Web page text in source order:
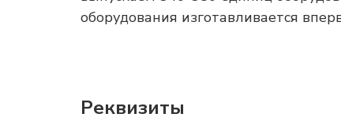
оборудования изготавливается
Реквизиты